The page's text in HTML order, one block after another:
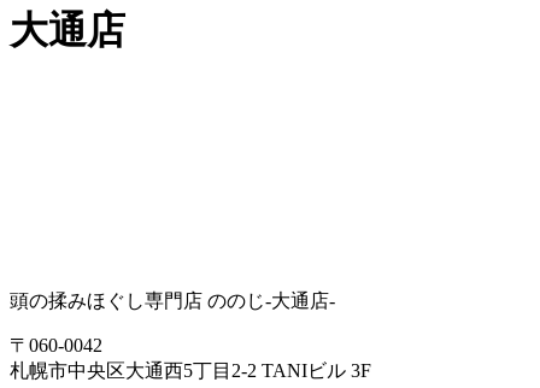
大通店
頭の揉みほぐし専門店 ののじ-大通店-
〒060-0042
札幌市中央区大通西5丁目2-2 TANIビル 3F